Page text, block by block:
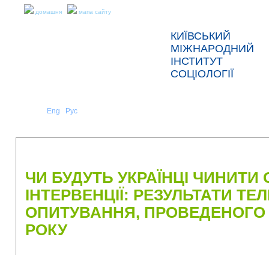
домашня мапа сайту
КИЇВСЬКИЙ
МІЖНАРОДНИЙ
ІНСТИТУТ
СОЦІОЛОГІЇ
Eng Рус
ЧИ БУДУТЬ УКРАЇНЦІ ЧИНИТИ
ІНТЕРВЕНЦІЇ: РЕЗУЛЬТАТИ
ОПИТУВАННЯ, ПРОВЕДЕНОГО
РОКУ